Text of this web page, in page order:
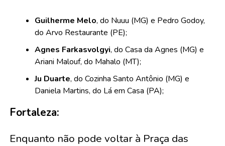
Guilherme Melo, do Nuuu (MG) e Pedro Godoy,
do Arvo Restaurante (PE);
Agnes Farkasvolgyi, do Casa da Agnes (MG) e
Ariani Malouf, do Mahalo (MT);
Ju Duarte, do Cozinha Santo Antônio (MG) e
Daniela Martins, do Lá em Casa (PA);
Fortaleza:
Enquanto não pode voltar à Praça das